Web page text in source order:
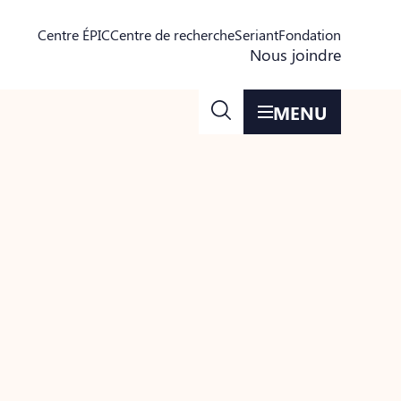
Centre ÉPICCentre de rechercheSeriantFondation
Nous joindre
MENU